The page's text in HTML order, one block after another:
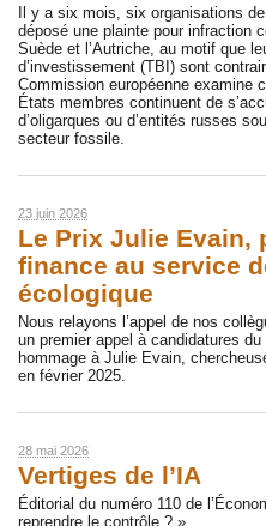
Il y a six mois, six organisations
déposé une plainte pour infraction
Suède et l’Autriche, au motif que
d’investissement (TBI) sont
Commission européenne examine
États membres continuent de
d’oligarques ou d’entités russes
secteur fossile.
23 juin 2026
Le Prix Julie Evain,
finance au service
écologique
Nous relayons l’appel de nos
un premier appel à candidatures
hommage à Julie Evain,
en février 2025.
28 mai 2026
Vertiges de l’IA
Éditorial du numéro 110 de
reprendre le contrôle ? »